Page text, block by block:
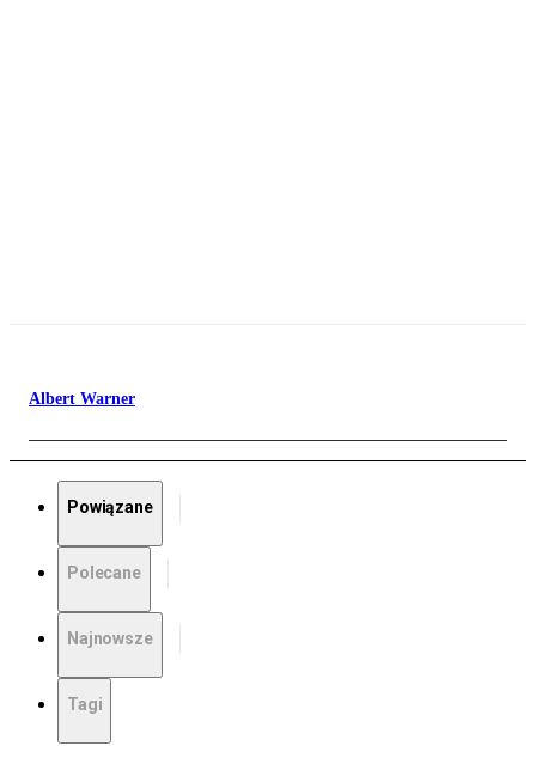
Albert Warner
Powiązane
Polecane
Najnowsze
Tagi